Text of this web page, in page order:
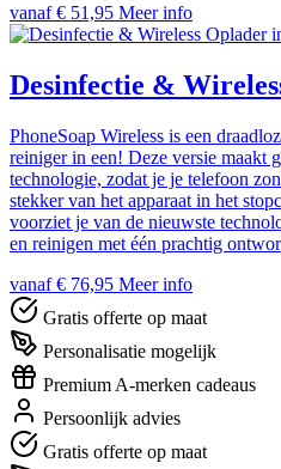
vanaf € 51,95 Meer info
Desinfectie &
PhoneSoap Wireless is een
reiniger in een! Deze versie maakt
technologie, zodat je je telefoon
stekker van het apparaat in het
voorziet je van de nieuwste
en reinigen met één prachtig
vanaf € 76,95 Meer info
Gratis offerte op maat
Personalisatie mogelijk
Premium A-merken cadeaus
Persoonlijk advies
Gratis offerte op maat